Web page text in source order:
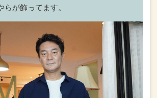
らが飾ってます。